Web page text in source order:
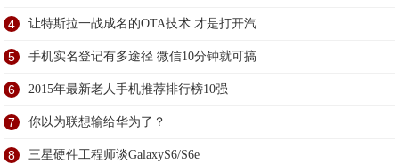
4 让特斯拉一战成名的OTA技术 才是打开汽
5 手机实名登记有多途径 微信10分钟就可搞
6 2015年最新老人手机推荐排行榜10强
7 你以为联想输给华为了？
8 三星硬件工程师谈GalaxyS6/S6e